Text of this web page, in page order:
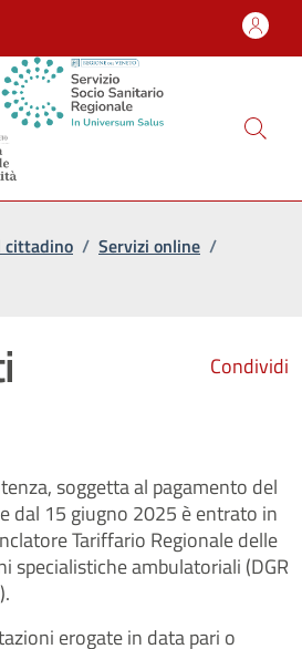
cittadino / Servizi online /
Condividi
soggetta al pagamento del
dal 15 giugno 2025 è entrato in
Tariffario Regionale delle
specialistiche ambulatoriali (DGR
erogate in data pari o